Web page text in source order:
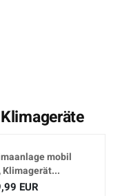
mobil
Klimagerät...
EUR